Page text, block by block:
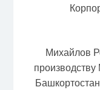
Михайлов